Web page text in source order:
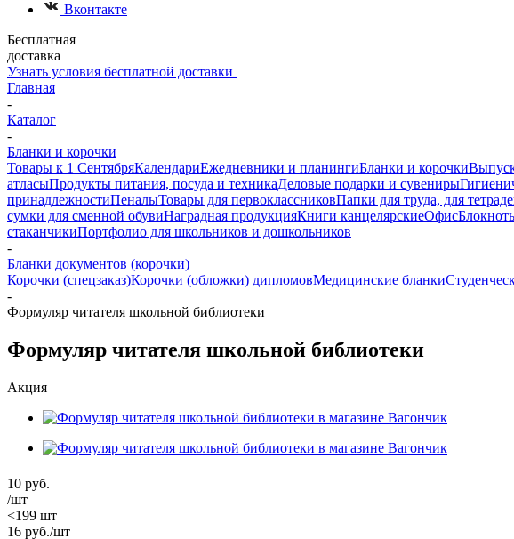
Вконтакте
Бесплатная
доставка
Узнать условия бесплатной доставки
Главная
-
Каталог
-
Бланки и корочки
Товары к 1 СентябряКалендариЕжедневники и планингиБланки и корочки
атласыПродукты питания, посуда и техникаДеловые подарки и сувениры
принадлежностиПеналыТовары для первоклассниковПапки для труда, для
сумки для сменной обувиНаградная продукцияКниги канцелярскиеОфис
стаканчикиПортфолио для школьников и дошкольников
-
Бланки документов (корочки)
Корочки (спецзаказ)Корочки (обложки) дипломовМедицинские бланки
-
Формуляр читателя школьной библиотеки
Формуляр читателя школьной библиотеки
Акция
10 руб.
/шт
<199 шт
16 руб./шт